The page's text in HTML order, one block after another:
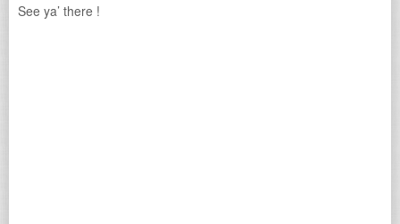
See ya’ there !